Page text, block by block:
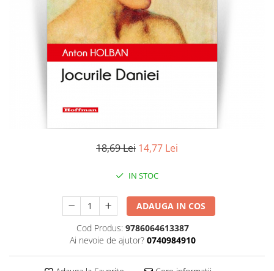
Literatura
Contemporana
Publicistica / Reportaje / Interviuri
Sociologie si filozofie
18,69 Lei 14,77 Lei
IN STOC
ADAUGA IN COS
Cod Produs: 9786064613387
Ai nevoie de ajutor? 0740984910